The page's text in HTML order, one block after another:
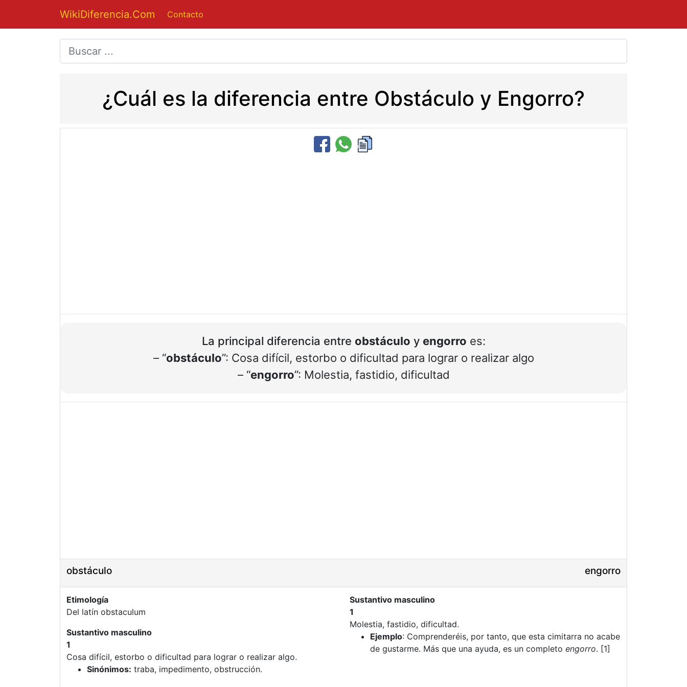
WikiDiferencia.Com Contacto
¿Cuál es la diferencia entre Obstáculo y Engorro?
La principal diferencia entre obstáculo y engorro es:
– “obstáculo”: Cosa difícil, estorbo o dificultad para lograr o realizar algo
– “engorro”: Molestia, fastidio, dificultad
obstáculo engorro
Etimología
Del latín obstaculum
Sustantivo masculino
1
Cosa difícil, estorbo o dificultad para lograr o realizar algo.
Sinónimos: traba, impedimento, obstrucción.
Sustantivo masculino
1
Molestia, fastidio, dificultad.
Ejemplo: Comprenderéis, por tanto, que esta cimitarra no acabe
de gustarme. Más que una ayuda, es un completo engorro. [1]